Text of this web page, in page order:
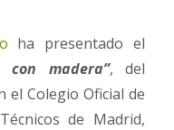
ha presentado el
madera”, del
el Colegio Oficial de
de Madrid,